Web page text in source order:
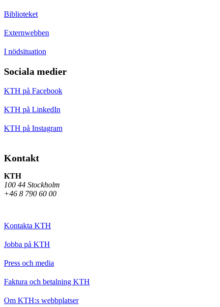
Biblioteket
Externwebben
I nödsituation
Sociala medier
KTH på Facebook
KTH på LinkedIn
KTH på Instagram
Kontakt
KTH
100 44 Stockholm
+46 8 790 60 00
Kontakta KTH
Jobba på KTH
Press och media
Faktura och betalning KTH
Om KTH:s webbplatser